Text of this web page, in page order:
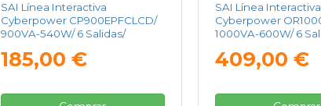
SAI Línea Interactiva
Cyberpower CP900EPFCLCD/
900VA-540W/ 6 Salidas/
185,00 €
SAI Línea Interactiva
Cyberpower
1000VA-600W/ 6
409,00 €